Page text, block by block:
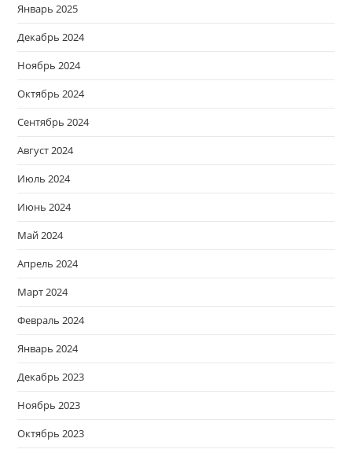
Январь 2025
Декабрь 2024
Ноябрь 2024
Октябрь 2024
Сентябрь 2024
Август 2024
Июль 2024
Июнь 2024
Май 2024
Апрель 2024
Март 2024
Февраль 2024
Январь 2024
Декабрь 2023
Ноябрь 2023
Октябрь 2023